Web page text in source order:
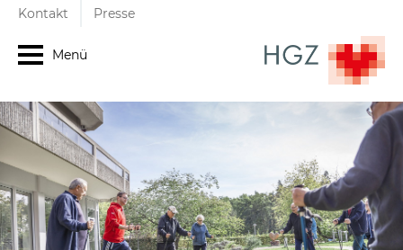
Kontakt Presse
Menü